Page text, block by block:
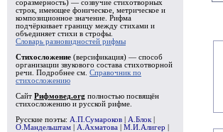
соразмерность) — созвучие стихотворных
строк, имеющее фоническое, метрическое и
композиционное значение. Рифма
подчёркивает границу между стихами и
объединяет стихи в строфы
Словарь разновидностей рифмы
Стихосложение (версификация) — способ
организации звукового состава стихотворной
речи. Подробнее см. Справочник по
стихосложению
Сайт Рифмовед.org полностью посвящён
стихосложению и русской рифме.
Русские поэты: А.П.Сумароков А.Блок
О.Мандельштам
А.Ахматова М.И.Алигер